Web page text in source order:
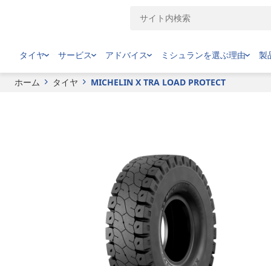
タイヤ サービス アドバイス ミシュランを選ぶ理由 製
ホーム タイヤ MICHELIN X TRA LOAD PROTECT
MICHELIN X TRA LOAD PROTECT